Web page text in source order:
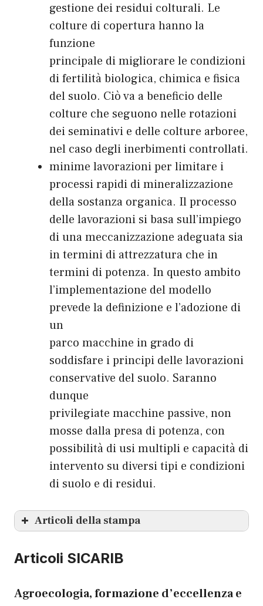
gestione dei residui colturali. Le
colture di copertura hanno la
funzione
principale di migliorare le condizioni
di fertilità biologica, chimica e fisica
del suolo. Ciò va a beneficio delle
colture che seguono nelle rotazioni
dei seminativi e delle colture arboree,
nel caso degli inerbimenti controllati.
minime lavorazioni per limitare i
processi rapidi di mineralizzazione
della sostanza organica. Il processo
delle lavorazioni si basa sull’impiego
di una meccanizzazione adeguata sia
in termini di attrezzatura che in
termini di potenza. In questo ambito
l’implementazione del modello
prevede la definizione e l’adozione di
un
parco macchine in grado di
soddisfare i principi delle lavorazioni
conservative del suolo. Saranno
dunque
privilegiate macchine passive, non
mosse dalla presa di potenza, con
possibilità di usi multipli e capacità di
intervento su diversi tipi e condizioni
di suolo e di residui.
Articoli della stampa
paradigma per un’agricoltura
Articoli SICARIB
Agroecologia, formazione d’eccellenza e